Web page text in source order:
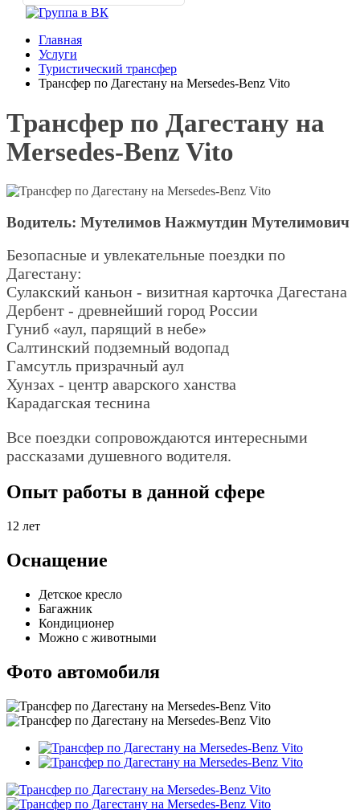
Главная
Услуги
Туристический трансфер
Трансфер по Дагестану на Mersedes-Benz Vito
Трансфер по Дагестану на
Mersedes-Benz Vito
Водитель: Мутелимов Нажмутдин Мутелимович
Безопасные и увлекательные поездки по
Дагестану:
Сулакский каньон - визитная карточка Дагестана
Дербент - древнейший город России
Гуниб «аул, парящий в небе»
Салтинский подземный водопад
Гамсутль призрачный аул
Хунзах - центр аварского ханства
Карадагская теснина
Все поездки сопровождаются интересными
рассказами душевного водителя.
Опыт работы в данной сфере
12 лет
Оснащение
Детское кресло
Багажник
Кондиционер
Можно с животными
Фото автомобиля